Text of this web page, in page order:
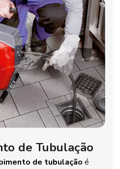
de Tubulação
de tubulação é